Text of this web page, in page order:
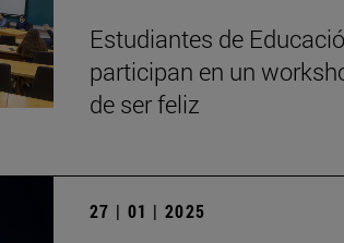
Estudiantes de
participan en un
de ser feliz
27 | 01 | 2025